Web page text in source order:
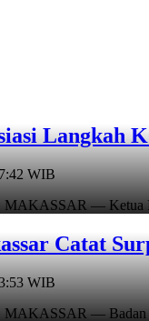
Langkah
WIB
— Ketua
Catat
WIB
— Badan